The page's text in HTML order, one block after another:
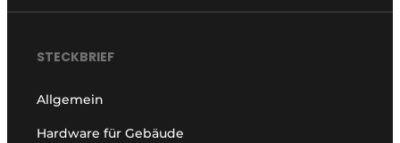
STECKBRIEF
Allgemein
Hardware für Gebäude